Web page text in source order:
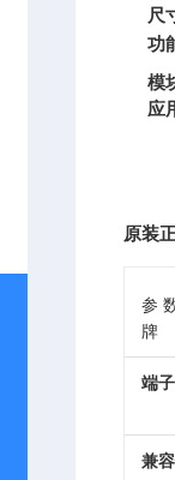
尺
功
模
应
原装
参
牌
端
兼